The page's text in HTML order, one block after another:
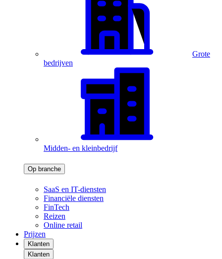
Grote
bedrijven
Midden- en kleinbedrijf
Op branche
SaaS en IT-diensten
Financiële diensten
FinTech
Reizen
Online retail
Prijzen
Klanten
Klanten